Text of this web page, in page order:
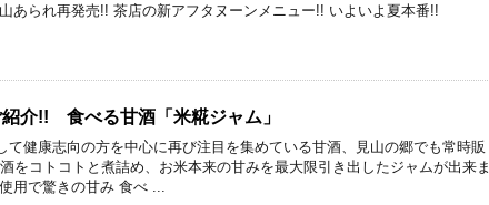
あられ再発売!! 茶店の新アフタヌーンメニュー!! いよいよ夏本番!!
介!! 食べる甘酒「米糀ジャム」
て健康志向の方を中心に再び注目を集めている甘酒、見山の郷でも常時販
をコトコトと煮詰め、お米本来の甘みを最大限引き出したジャムが出来ま
用で驚きの甘み 食べ ...